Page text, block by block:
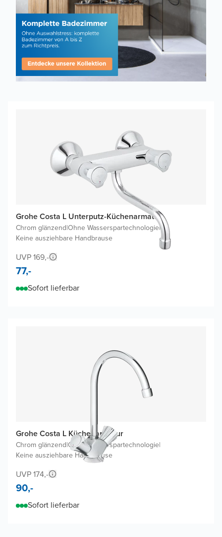
Grohe Costa L Unterputz-Küchenarmatur
Chrom glänzend|Ohne Wasserspartechnologie|
Keine ausziehbare Handbrause
UVP 169,-
77,-
Sofort lieferbar
Grohe Costa L Küchenarmatur
Chrom glänzend|Ohne Wasserspartechnologie|
Keine ausziehbare Handbrause
UVP 174,-
90,-
Sofort lieferbar